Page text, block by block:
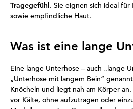
Tragegefühl. Sie eignen sich ideal
sowie empfindliche Haut.
Was ist eine lange
Eine lange Unterhose – auch „lange
„Unterhose mit langem Bein“
Knöcheln und liegt nah am Körper an.
vor Kälte, ohne aufzutragen oder